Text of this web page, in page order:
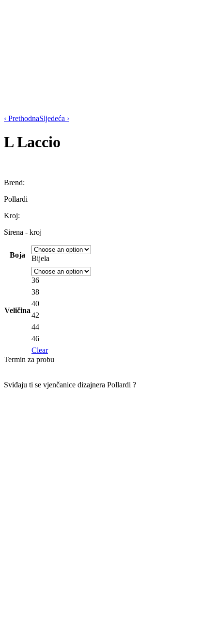
‹ PrethodnaSljedeća ›
LLaccio
Brend:
Pollardi
Kroj:
Sirena - kroj
Boja Bijela
Veličina
36
38
40
42
44
46
Clear
Termin za probu
Sviđaju ti se vjenčanice dizajnera Pollardi ?